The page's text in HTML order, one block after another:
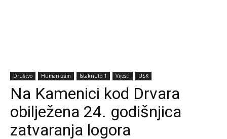
Društvo Humanizam Istaknuto 1 Vijesti USK
Na Kamenici kod Drvara
obilježena 24. godišnjica
zatvaranja logora